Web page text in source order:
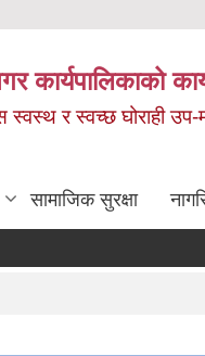
कार्यपालिकाको
स्वस्थ र स्वच्छ घोराही उप-
सामाजिक सुरक्षा